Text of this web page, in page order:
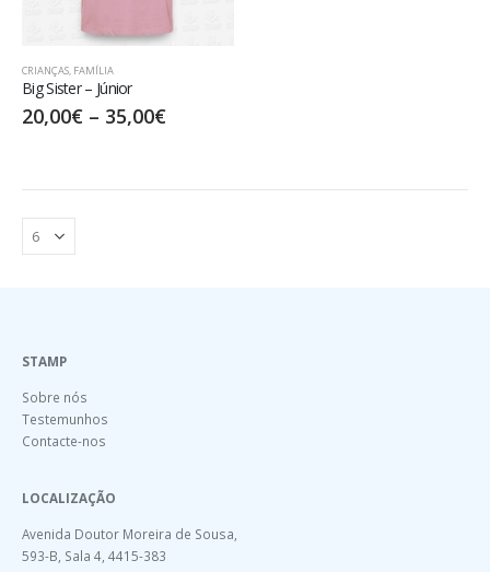
CRIANÇAS, FAMÍLIA
Big Sister – Júnior
20,00€ – 35,00€
STAMP
Sobre nós
Testemunhos
Contacte-nos
LOCALIZAÇÃO
Avenida Doutor Moreira de Sousa,
593-B, Sala 4, 4415-383